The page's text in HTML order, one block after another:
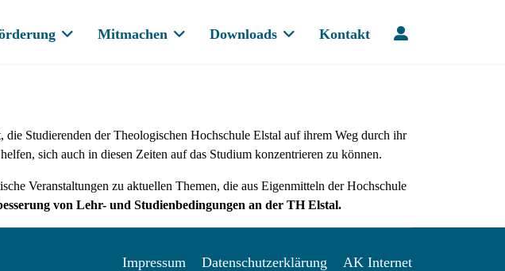
Mitmachen Downloads Kontakt
Studierenden der Theologischen Hochschule Elstal auf ihrem Weg durch ihr
sich auch in diesen Zeiten auf das Studium konzentrieren zu können.
Veranstaltungen zu aktuellen Themen, die aus Eigenmitteln der Hochschule
von Lehr- und Studienbedingungen an der TH Elstal.
Impressum Datenschutzerklärung AK Internet